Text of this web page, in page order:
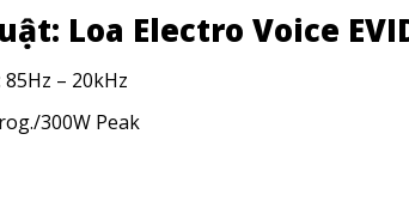
Loa Electro Voice
– 20kHz
300W Peak